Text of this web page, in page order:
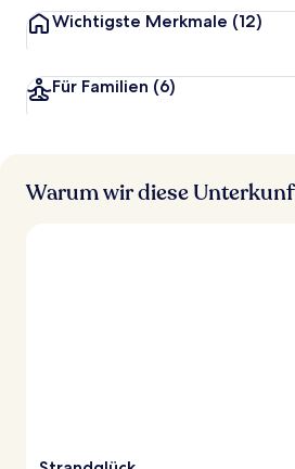
Wichtigste Merkmale (12)
Für Familien (6)
Warum wir diese